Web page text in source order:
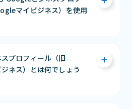
ススメしております。
加でのご契約や、MEOサー
（無料）
を届けることも可能です。
）
オーナー確認
無料）
マイビジネス）を使用
非店舗型ビジネスを運営され
Google マイビジネスはご利用
ご住所の表示または非表示に関
プロフィール（旧
ネス）とは何でしょう